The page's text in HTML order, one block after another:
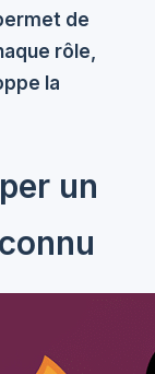
de
rôle,
la
un